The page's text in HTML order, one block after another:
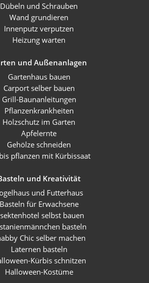
Dübeln und Schrauben
Wand grundieren
Innenputz verputzen
Heizung warten
und Außenanlagen
Gartenhaus bauen
Carport selber bauen
Grill-Baunanleitungen
Pflanzenkrankheiten
Holzschutz im Garten
Apfelernte
Gehölze schneiden
pflanzen mit Kürbissaat
und Kreativität
und Futterhaus
Basteln für Erwachsene
selbst bauen
basteln
Chic selber machen
Laternen basteln
Kürbis schnitzen
Halloween-Kostüme